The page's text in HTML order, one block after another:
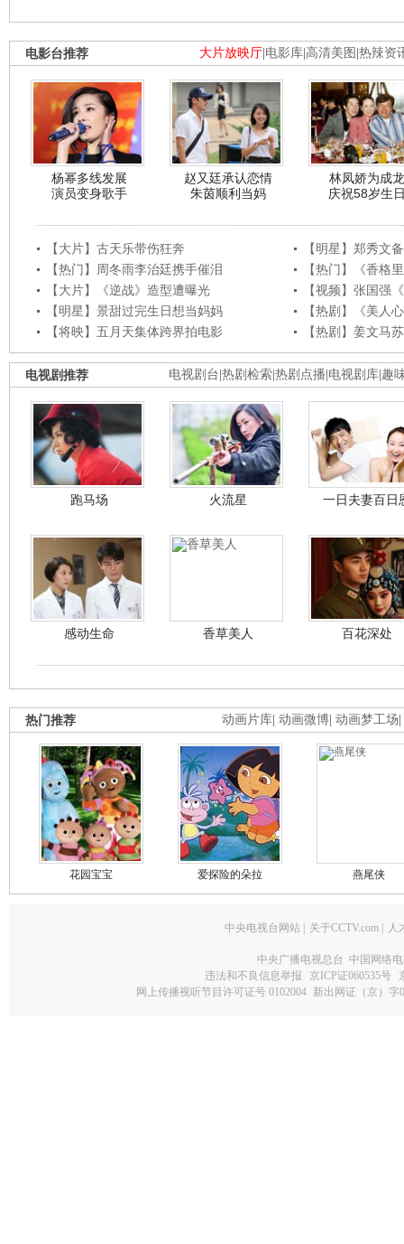
大片放映厅 电影库 高清美图 热辣资
电影台推荐
杨幂多线发展
演员变身歌手
赵又廷承认恋情
朱茵顺利当妈
林凤娇为成龙
庆祝58岁生
【大片】古天乐带伤狂奔
【明星】郑秀文
【热门】周冬雨李治廷携手催泪
【热门】《香格
【大片】《逆战》造型遭曝光
【视频】张国强
【明星】景甜过完生日想当妈妈
【热剧】《美人
【将映】五月天集体跨界拍电影
【热剧】姜文马
电视剧台 热剧检索 热剧点播 电视剧库 趣
电视剧推荐
跑马场 火流星 一日夫妻百日
感动生命 香草美人 百花深处
动画片库 动画微博 动画梦工场
热门推荐
花园宝宝 爱探险的朵拉 燕尾侠
中央电视台网站 关于CCTV.com 人
中央广播电视总台 中国网络
违法和不良信息举报
京ICP证060535号
网上传播视听节目许可证号 0102004 新出网证（京）